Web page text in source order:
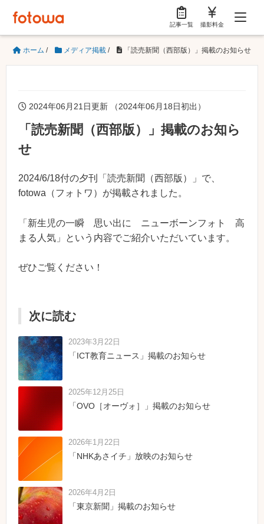
記事一覧 撮影料金
ホーム / メディア掲載 / 「読売新聞（西部版）」掲載のお知らせ
2024年06月21日更新 （2024年06月18日初出）
「読売新聞（西部版）」掲載のお知ら
せ
2024/6/18付の夕刊「読売新聞（西部版）」で、
fotowa（フォトワ）が掲載されました。
「新生児の一瞬 思い出に ニューボーンフォト 高
まる人気」という内容でご紹介いただいています。
ぜひご覧ください！
次に読む
2023年3月22日
「ICT教育ニュース」掲載のお知らせ
2025年12月25日
「OVO［オーヴォ］」掲載のお知らせ
2026年1月22日
「NHKあさイチ」放映のお知らせ
2026年4月2日
「東京新聞」掲載のお知らせ